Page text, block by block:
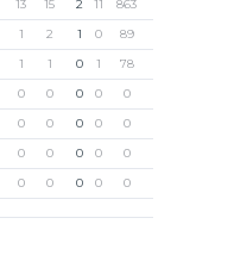
13 15 2 11 863
1 2 1 0 89
1 1 0 1 78
0 0 0 0 0
0 0 0 0 0
0 0 0 0 0
0 0 0 0 0